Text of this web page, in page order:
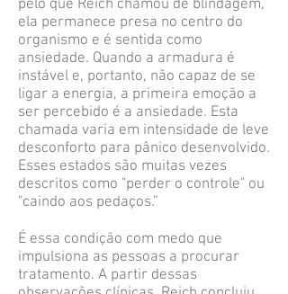
pelo que Reich chamou de blindagem,
ela permanece presa no centro do
organismo e é sentida como
ansiedade. Quando a armadura é
instável e, portanto, não capaz de se
ligar a energia, a primeira emoção a
ser percebido é a ansiedade. Esta
chamada varia em intensidade de leve
desconforto para pânico desenvolvido.
Esses estados são muitas vezes
descritos como "perder o controle" ou
"caindo aos pedaços.”
É essa condição com medo que
impulsiona as pessoas a procurar
tratamento. A partir dessas